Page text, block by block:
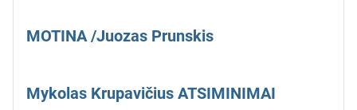
MOTINA /Juozas Prunskis
Mykolas Krupavičius ATSIMINIMAI